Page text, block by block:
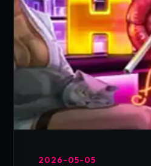
2026-05-05